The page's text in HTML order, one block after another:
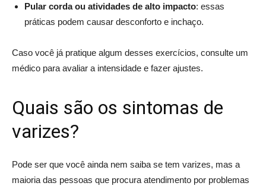
Pular corda ou atividades de alto impacto: essas
práticas podem causar desconforto e inchaço.
Caso você já pratique algum desses exercícios, consulte um
médico para avaliar a intensidade e fazer ajustes.
Quais são os sintomas de
varizes?
Pode ser que você ainda nem saiba se tem varizes, mas a
maioria das pessoas que procura atendimento por problemas